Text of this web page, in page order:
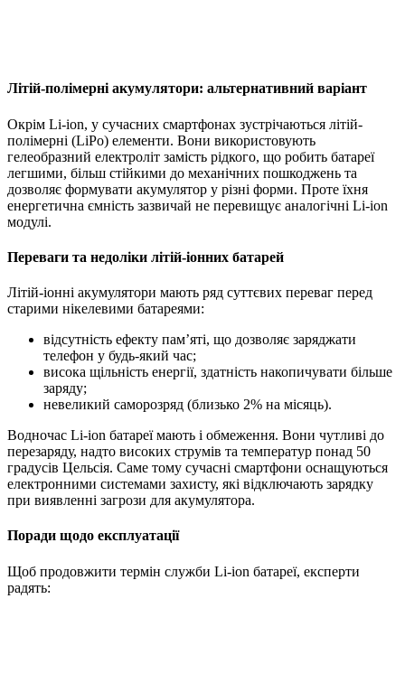
Літій-полімерні акумулятори: альтернативний варіант
Окрім Li-ion, у сучасних смартфонах зустрічаються літій-
полімерні (LiPo) елементи. Вони використовують
гелеобразний електроліт замість рідкого, що робить батареї
легшими, більш стійкими до механічних пошкоджень та
дозволяє формувати акумулятор у різні форми. Проте їхня
енергетична ємність зазвичай не перевищує аналогічні Li-ion
модулі.
Переваги та недоліки літій-іонних батарей
Літій-іонні акумулятори мають ряд суттєвих переваг перед
старими нікелевими батареями:
відсутність ефекту пам’яті, що дозволяє заряджати
телефон у будь-який час;
висока щільність енергії, здатність накопичувати більше
заряду;
невеликий саморозряд (близько 2% на місяць).
Водночас Li-ion батареї мають і обмеження. Вони чутливі до
перезаряду, надто високих струмів та температур понад 50
градусів Цельсія. Саме тому сучасні смартфони оснащуються
електронними системами захисту, які відключають зарядку
при виявленні загрози для акумулятора.
Поради щодо експлуатації
Щоб продовжити термін служби Li-ion батареї, експерти
радять: